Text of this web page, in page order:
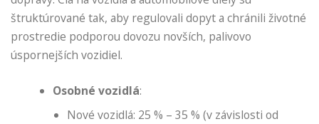
štruktúrované tak, aby regulovali dopyt a chránili životné
prostredie podporou dovozu novších, palivovo
úspornejších vozidiel.
Osobné vozidlá:
Nové vozidlá: 25 % – 35 % (v závislosti od